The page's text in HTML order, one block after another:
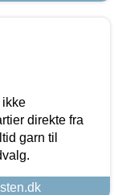
ikke
direkte fra
garn til